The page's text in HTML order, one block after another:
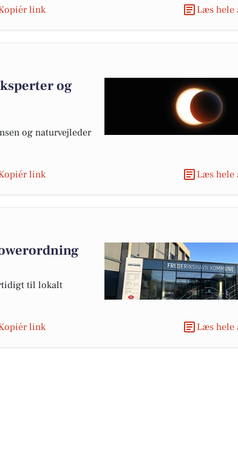
link Læs hele
og
og naturvejleder
link Læs hele
til lokalt
link Læs hele